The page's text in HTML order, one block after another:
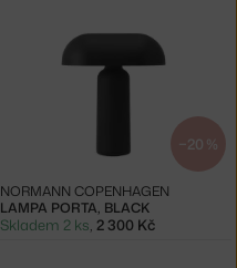
−20 %
LAMPA PORTA, BLACK
NORMANN COPENHAGEN
Skladem 2 ks, 2 300 Kč